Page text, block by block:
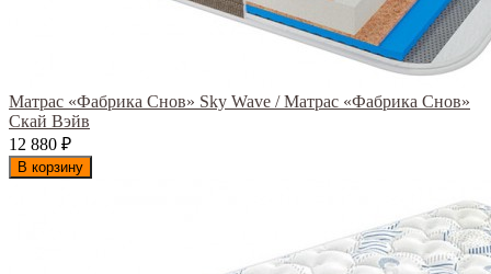
Матрас «Фабрика Снов» Sky Wave / Матрас «Фабрика Снов»
Скай Вэйв
12 880 ₽
В корзину